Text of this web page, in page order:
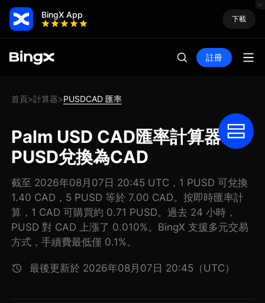
BingX App 下載
註冊
首頁>計算器>PUSDCAD 匯率
Palm USD CAD匯率計算器: 把
PUSD兌換為CAD
截至 2026年08月07日 20:45 UTC，1 PUSD 可兌換
1.40 CAD，5 PUSD 等於 7.00 CAD。按即時匯率計
算，1 CAD 可購買約 0.71 PUSD。過去 24 小時，
PUSD 對 CAD 上漲了 0.010%。BingX 支援多元交易
方式，手續費最低僅 0.1%。
最後更新於 2026年08月07日 20:45（UTC）